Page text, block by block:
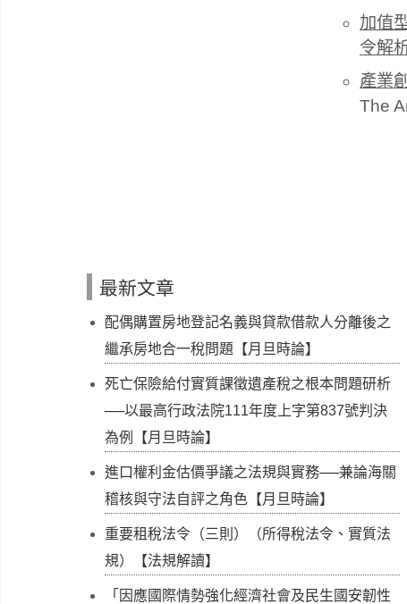
加值
令解析
產業
The
最新文章
配偶購置房地登記名義與貸款借款人分離後之
繼承房地合一稅問題【月旦時論】
死亡保險給付實質課徵遺產稅之根本問題研析
──以最高行政法院111年度上字第837號判決
為例【月旦時論】
進口權利金估價爭議之法規與實務──兼論海關
稽核與守法自評之角色【月旦時論】
重要租稅法令（三則）（所得稅法令、實質法
規）【法規解讀】
「因應國際情勢強化經濟社會及民生國安韌性